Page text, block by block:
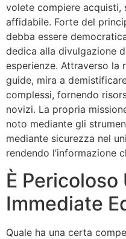
volete compiere acquisti,
affidabile. Forte del
debba essere
dedica alla divulgazione
esperienze. Attraverso
guide, mira a
complessi, fornendo
novizi. La propria
noto mediante gli
mediante sicurezza nel
rendendo l’informazione
È
Immediate
Quale ha una certa